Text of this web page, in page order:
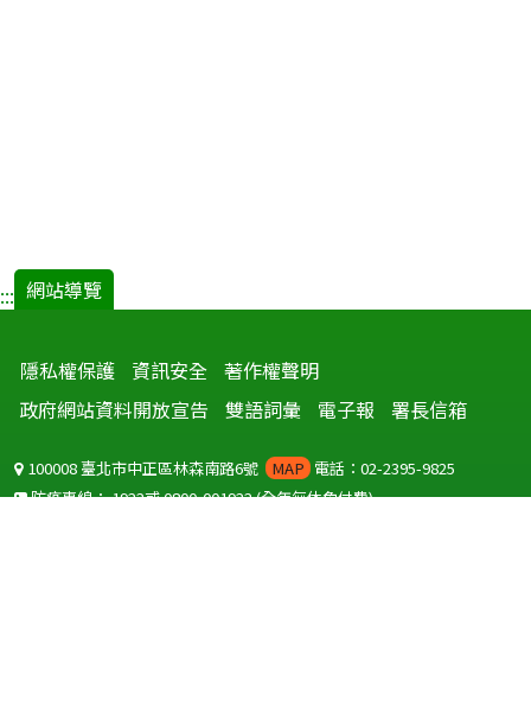
::: 網站導覽
隱私權保護 資訊安全 著作權聲明
政府網站資料開放宣告
雙語詞彙 電子報 署長信箱
100008 臺北市中正區林森南路6號 MAP 電話：02-2395-9825
防疫專線：1922或0800-001922(全年無休免付費)